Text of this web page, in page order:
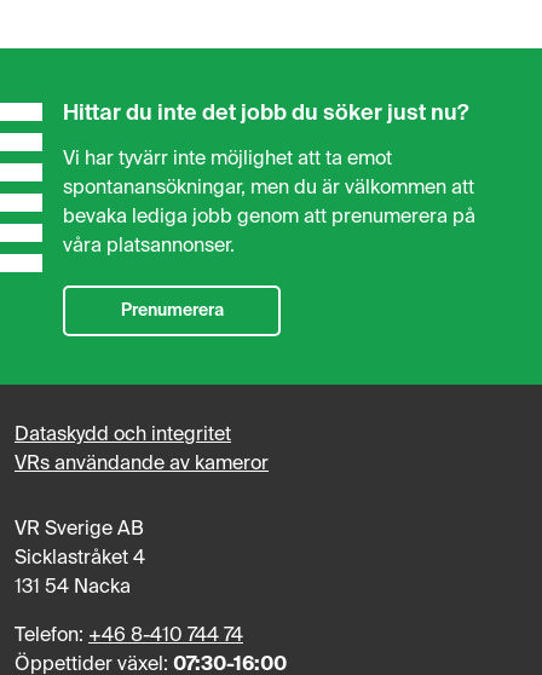
Hittar du inte det jobb du söker just nu?
Vi har tyvärr inte möjlighet att ta emot
spontanansökningar, men du är välkommen att
bevaka lediga jobb genom att prenumerera på
våra platsannonser.
Prenumerera
Dataskydd och integritet
VRs användande av kameror
VR Sverige AB
Sicklastråket 4
131 54 Nacka
Telefon: +46 8-410 744 74
Öppettider växel: 07:30-16:00